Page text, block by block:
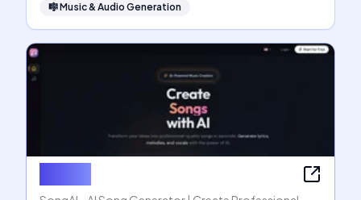
🎼Music & Audio Generation